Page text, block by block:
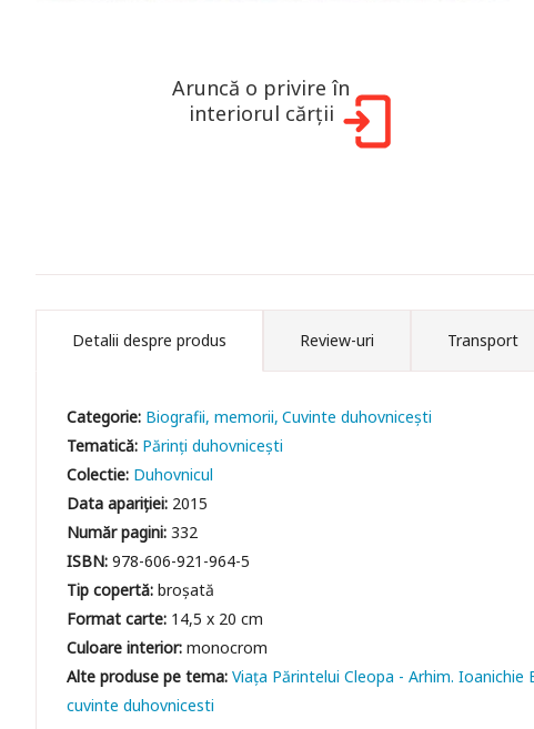
Aruncă o privire în
interiorul cărții
Detalii despre produs Review-uri Transport
Categorie: Biografii, memorii Cuvinte duhovniceşti
Tematică: Părinți duhovnicești
Colectie: Duhovnicul
Data apariției: 2015
Număr pagini:332
ISBN:978-606-921-964-5
Tip copertă:broșată
Format carte: 14,5 x 20 cm
Culoare interior:monocrom
Viața Părintelui Cleopa - Arhim. Ioanichie
cuvinte duhovnicesti